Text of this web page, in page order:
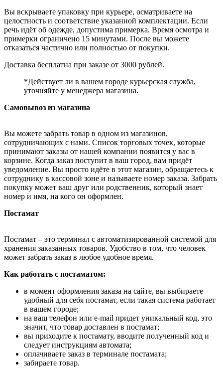
Вы вскрываете упаковку при курьере, осматриваете на
целостность и соответствие указанной комплектации. Если
речь идёт об одежде, допустима примерка. Время осмотра и
примерки ограничено 15 минутами. После вы можете
отказаться частично или полностью от покупки.
Доставка бесплатна при заказе от 3000 рублей.
*Действует ли в вашем городе курьерская служба,
уточняйте у менеджера магазина.
Самовывоз из магазина
Вы можете забрать товар в одном из магазинов,
сотрудничающих с нами. Список торговых точек, которые
принимают заказы от нашей компании появится у вас в
корзине. Когда заказ поступит в ваш город, вам придёт
уведомление. Вы просто идёте в этот магазин, обращаетесь к
сотруднику в кассовой зоне и называете номер заказа. Забрать
покупку может ваш друг или родственник, который знает
номер и имя, на кого он оформлен.
Постамат
Постамат – это терминал с автоматизированной системой для
хранения заказанных товаров. Удобство в том, что человек
может забрать заказ в любое удобное время.
Как работать с постаматом:
в момент оформления заказа на сайте, вы выбираете
удобный для себя постамат, если такая система работает
в вашем городе;
на ваш телефон или e-mail придет уникальный код, это
значит, что товар доставлен в постамат;
вы приходите к постамату, вводите полученный код и
следует инструкциям автомата;
оплачиваете заказ в терминале постамата;
забираете товар.